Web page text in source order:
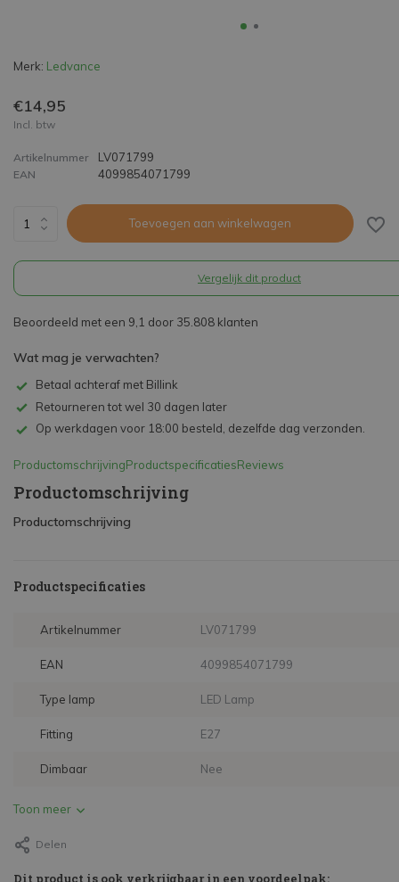
Merk: Ledvance
€14,95
Incl. btw
Artikelnummer LV071799
EAN 4099854071799
Toevoegen aan winkelwagen
Vergelijk dit product
Beoordeeld met een 9,1 door 35.808 klanten
Wat mag je verwachten?
Betaal achteraf met Billink
Retourneren tot wel 30 dagen later
Op werkdagen voor 18:00 besteld, dezelfde dag verzonden.
ProductomschrijvingProductspecificatiesReviews
Productomschrijving
Productomschrijving
Productspecificaties
Artikelnummer LV071799
EAN 4099854071799
Type lamp LED Lamp
Fitting E27
Dimbaar Nee
Toon meer
Delen
Dit product is ook verkrijgbaar in een voordeelpak: